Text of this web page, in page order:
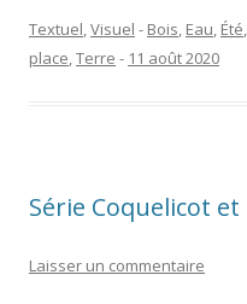
Textuel,Visuel - Bois, Eau, Été,
place,Terre - 11 août 2020
Série Coquelicot
Laisser un commentaire